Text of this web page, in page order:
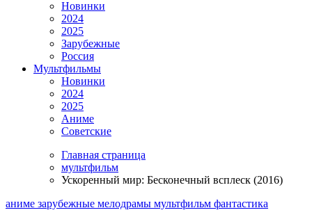
Новинки
2024
2025
Зарубежные
Россия
Мультфильмы
Новинки
2024
2025
Аниме
Советские
Главная страница
мультфильм
Ускоренный мир: Бесконечный всплеск (2016)
аниме зарубежные мелодрамы мультфильм фантастика